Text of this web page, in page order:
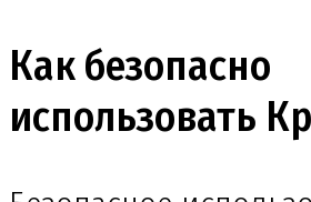
Как безопасно
использовать